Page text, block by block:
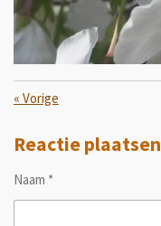
« Vorige
Reactie plaatsen
Naam *